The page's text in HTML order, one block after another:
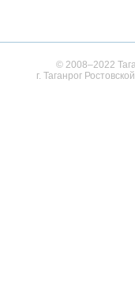
© 2008–2022
г. Таганрог